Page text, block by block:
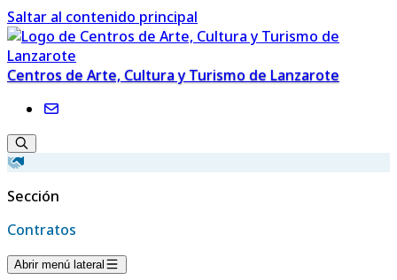
Saltar al contenido principal
Centros de Arte, Cultura y Turismo de Lanzarote
Sección
Contratos
Abrir menú lateral